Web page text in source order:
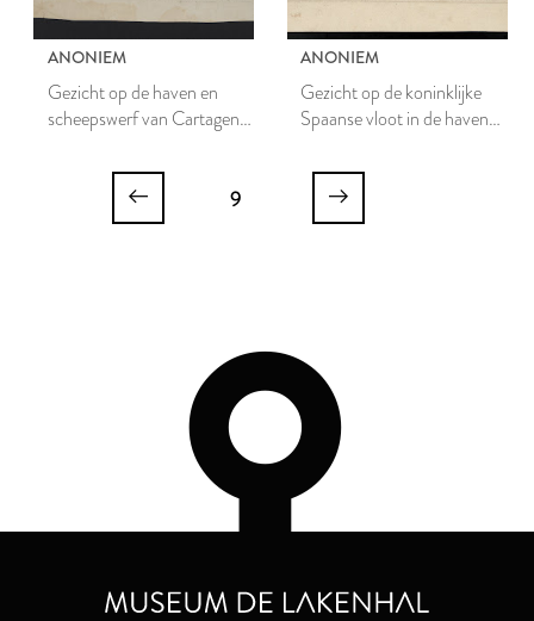
ANONIEM
Gezicht op de haven en
scheepswerf van Cartagena,
ANONIEM
Gezicht op de koninklijke
Spaanse vloot in de haven
9